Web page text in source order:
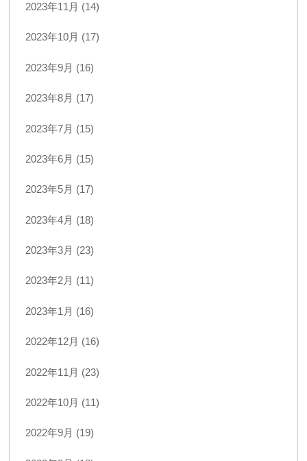
2023年11月 (14)
2023年10月 (17)
2023年9月 (16)
2023年8月 (17)
2023年7月 (15)
2023年6月 (15)
2023年5月 (17)
2023年4月 (18)
2023年3月 (23)
2023年2月 (11)
2023年1月 (16)
2022年12月 (16)
2022年11月 (23)
2022年10月 (11)
2022年9月 (19)